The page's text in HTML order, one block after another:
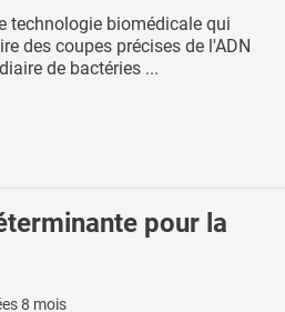
technologie biomédicale qui
des coupes précises de l'ADN
de bactéries ...
pour la
8 mois